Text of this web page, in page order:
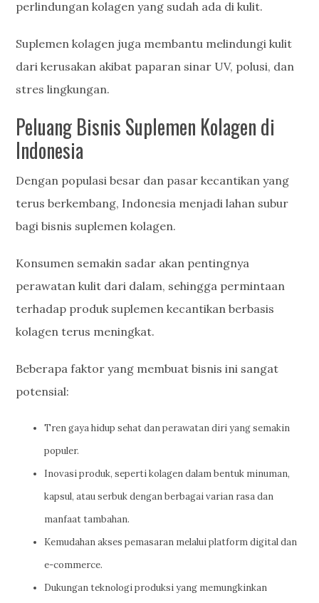
perlindungan kolagen yang sudah ada di kulit.
Suplemen kolagen juga membantu melindungi kulit
dari kerusakan akibat paparan sinar UV, polusi, dan
stres lingkungan.
Peluang Bisnis Suplemen Kolagen di
Indonesia
Dengan populasi besar dan pasar kecantikan yang
terus berkembang, Indonesia menjadi lahan subur
bagi bisnis suplemen kolagen.
Konsumen semakin sadar akan pentingnya
perawatan kulit dari dalam, sehingga permintaan
terhadap produk suplemen kecantikan berbasis
kolagen terus meningkat.
Beberapa faktor yang membuat bisnis ini sangat
potensial:
Tren gaya hidup sehat dan perawatan diri yang semakin
populer.
Inovasi produk, seperti kolagen dalam bentuk minuman,
kapsul, atau serbuk dengan berbagai varian rasa dan
manfaat tambahan.
Kemudahan akses pemasaran melalui platform digital dan
e-commerce.
Dukungan teknologi produksi yang memungkinkan